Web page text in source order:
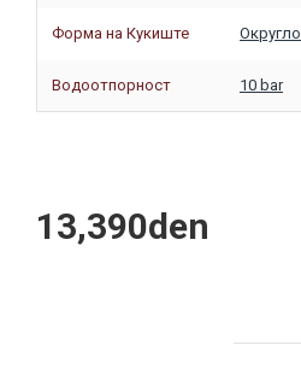
Форма на Кукиште Округло
Водоотпорност 10 bar
13,390den